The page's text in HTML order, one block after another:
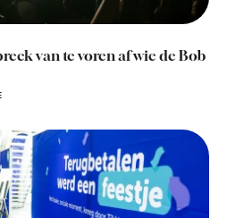
van te voren af wie de Bob